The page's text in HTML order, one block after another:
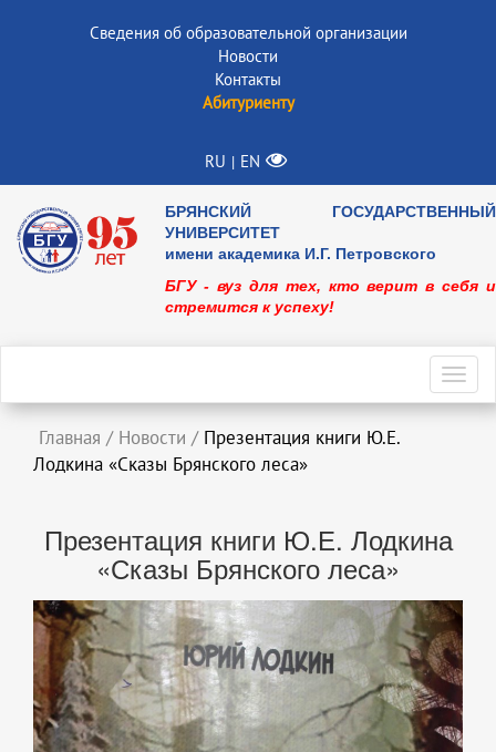
Сведения об образовательной организации
Новости
Контакты
Абитуриенту
RU | EN
БРЯНСКИЙ ГОСУДАРСТВЕННЫЙ
УНИВЕРСИТЕТ
имени академика И.Г. Петровского
БГУ - вуз для тех, кто верит в себя и
стремится к успеху!
Главная / Новости / Презентация книги Ю.Е.
Лодкина «Сказы Брянского леса»
Презентация книги Ю.Е. Лодкина
«Сказы Брянского леса»